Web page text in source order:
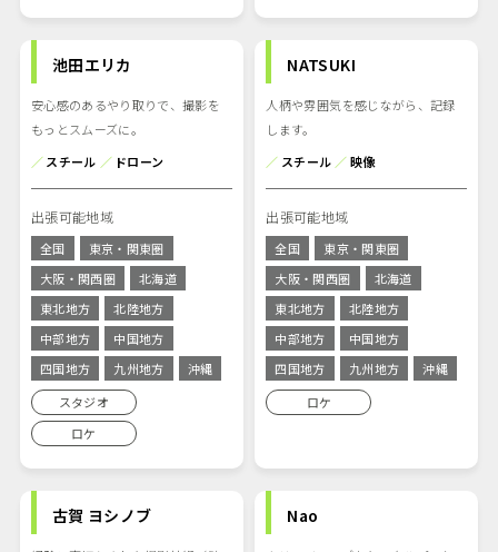
池田エリカ
安心感のあるやり取りで、撮影を
もっとスムーズに。
／スチール ／ ドローン
出張可能地域
全国
東京・関東圏
大阪・関西圏
北海道
東北地方
北陸地方
中部地方
中国地方
四国地方
九州地方
沖縄
スタジオ
ロケ
NATSUKI
人柄や雰囲気を感じながら、記録
します。
／ スチール ／映像
出張可能地域
全国
東京・関東圏
大阪・関西圏
北海道
東北地方
北陸地方
中部地方
中国地方
四国地方
九州地方
沖縄
ロケ
古賀 ヨシノブ Nao